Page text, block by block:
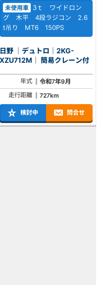
未使用車 3ｔ ワイドロン
グ 木平 4段ラジコン 2.6
t吊り MT6 150PS
日野 ｜デュトロ｜2KG-
XZU712M｜ 簡易クレーン付
年式
令和7年9月
走行距離
727km
検討中 問合せ